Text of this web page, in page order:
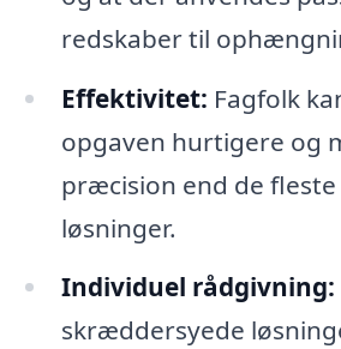
redskaber til
Effektivitet: Fagfolk
opgaven hurtigere og
præcision end de
løsninger.
Individuel rådgivning:
skræddersyede